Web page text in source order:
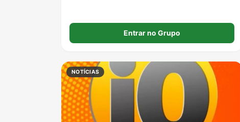
Entrar no Grupo
NOTÍCIAS